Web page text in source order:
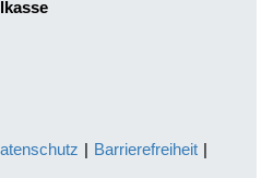
Barrierefreiheit